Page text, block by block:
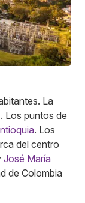
La
Los puntos de
. Los
del centro
José María
de Colombia